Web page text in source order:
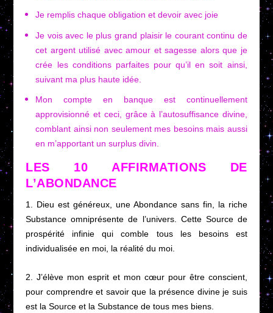
Je remplis chaque obligation et devoir avec joie
Je vois avec le plus grand plaisir le courant continu de
cet argent utilisé avec amour et sagesse alors que je
crée les conditions parfaites pour qu’il en soit ainsi,
suivant ma plus haute idée.
Mon compte en banque est continuellement
approvisionné et ceci, grâce à l’autosuffisance divine,
comblant ainsi non seulement mes besoins mais aussi
en m’apportant un surplus divin.
LES 10 AFFIRMATIONS DE
L’ABONDANCE
1. Dieu est généreux, une Abondance sans fin, la riche
Substance omniprésente de l’univers. Cette Source de
prospérité infinie qui comble tous les besoins est
individualisée en moi, la réalité du moi.
2. J’élève mon esprit et mon cœur pour être conscient,
pour comprendre et savoir que la présence divine je suis
est la Source et la Substance de tous mes biens.